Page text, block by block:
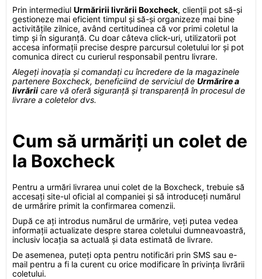
Prin intermediul Urmăririi livrării Boxcheck, clienții pot să-și
gestioneze mai eficient timpul și să-și organizeze mai bine
activitățile zilnice, având certitudinea că vor primi coletul la
timp și în siguranță. Cu doar câteva click-uri, utilizatorii pot
accesa informații precise despre parcursul coletului lor și pot
comunica direct cu curierul responsabil pentru livrare.
Alegeți inovația și comandați cu încredere de la magazinele
partenere Boxcheck, beneficiind de serviciul de Urmărire a
livrării care vă oferă siguranță și transparență în procesul de
livrare a coletelor dvs.
Cum să urmăriți un colet de
la Boxcheck
Pentru a urmări livrarea unui colet de la Boxcheck, trebuie să
accesați site-ul oficial al companiei și să introduceți numărul
de urmărire primit la confirmarea comenzii.
După ce ați introdus numărul de urmărire, veți putea vedea
informații actualizate despre starea coletului dumneavoastră,
inclusiv locația sa actuală și data estimată de livrare.
De asemenea, puteți opta pentru notificări prin SMS sau e-
mail pentru a fi la curent cu orice modificare în privința livrării
coletului.